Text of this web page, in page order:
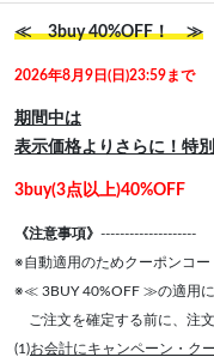
≪ 3buy 40%OFF！ ≫
2026年8月9日(日)23:59まで
期間中は
表示価格よりさらに！特
3buy(3点以上)40%OFF
《注意事項》 --------------------
※自動適用のためクーポンコー
※≪ 3BUY 40%OFF ≫の適用
ご注文を確定する前に、注
(1)お会計にキャンペーン・ク